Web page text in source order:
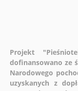
Projekt
dofinansowano ze
Narodowego
uzyskanych z